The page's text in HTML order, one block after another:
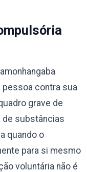
contra sua
grave de
de substâncias
quando o
para si mesmo
voluntária não é